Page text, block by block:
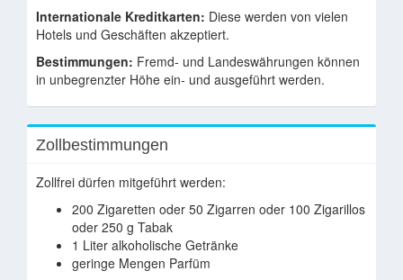
Internationale Kreditkarten: Diese werden von vielen
Hotels und Geschäften akzeptiert.
Bestimmungen: Fremd- und Landeswährungen können
in unbegrenzter Höhe ein- und ausgeführt werden.
Zollbestimmungen
Zollfrei dürfen mitgeführt werden:
200 Zigaretten oder 50 Zigarren oder 100 Zigarillos
oder 250 g Tabak
1 Liter alkoholische Getränke
geringe Mengen Parfüm